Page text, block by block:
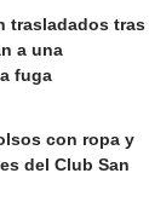
trasladados tras
a una
fuga
con ropa y
del Club San